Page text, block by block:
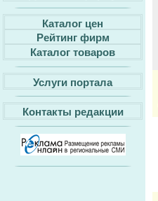
Каталог цен
Рейтинг фирм
Каталог товаров
Услуги портала
Контакты редакции